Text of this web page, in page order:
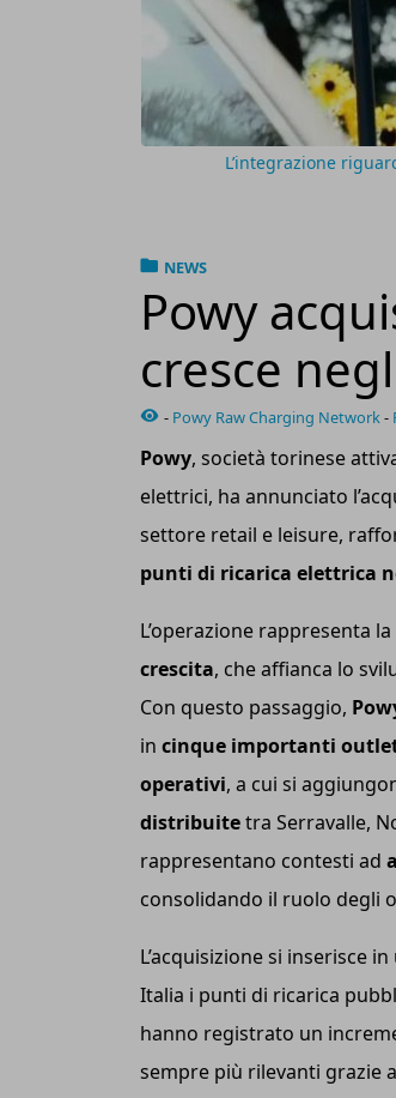
L’integrazione
NEWS
Powy
cresce
- Powy Raw Charging Network-
Powy, società torinese
elettrici, ha annunciato
settore retail e leisure,
punti di ricarica elettrica
L’operazione rappresenta la
crescita, che affianca lo
Con questo passaggio,
in cinque importanti
operativi, a cui si
distribuitetra Serravalle,
rappresentano contesti ad
consolidando il ruolo degli
L’acquisizione si inserisce
Italia i punti di ricarica
hanno registrato un
sempre più rilevanti grazie